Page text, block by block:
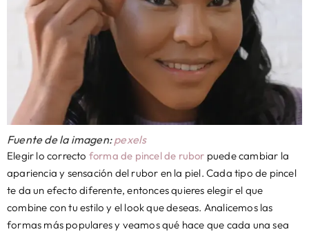
Fuente de la imagen:pexels
Elegir lo correcto forma de pincel de rubor puede cambiar la
apariencia y sensación del rubor en la piel. Cada tipo de pincel
te da un efecto diferente, entonces quieres elegir el que
combine con tu estilo y el look que deseas. Analicemos las
formas más populares y veamos qué hace que cada una sea